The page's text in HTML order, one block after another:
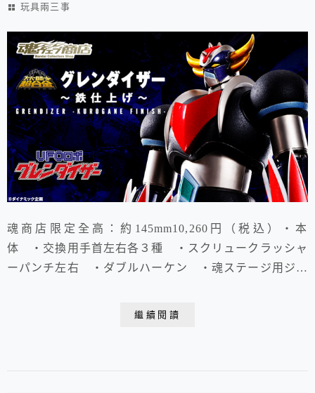
玩具兩三事
魂商店限定全高：約145mm10,260円（税込）・本
体 ・交換用手首左右各３種 ・スクリュークラッシャ
ーパンチ左右 ・ダブルハーケン ・魂ステージ用ジョ
繼續閱讀